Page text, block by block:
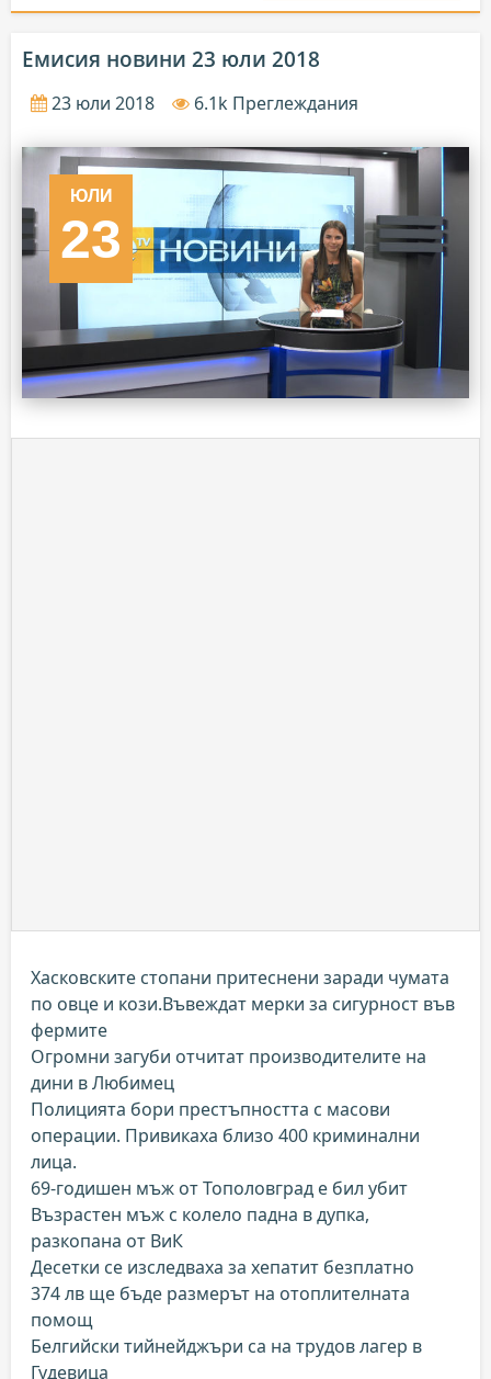
Емисия новини 23 юли 2018
23 юли 2018 6.1k Преглеждания
ЮЛИ
23
Хасковските стопани притеснени заради чумата
по овце и кози.Въвеждат мерки за сигурност във
фермите
Огромни загуби отчитат производителите на
дини в Любимец
Полицията бори престъпността с масови
операции. Привикаха близо 400 криминални
лица.
69-годишен мъж от Тополовград е бил убит
Възрастен мъж с колело падна в дупка,
разкопана от ВиК
Десетки се изследваха за хепатит безплатно
374 лв ще бъде размерът на отоплителната
помощ
Белгийски тийнейджъри са на трудов лагер в
Гудевица